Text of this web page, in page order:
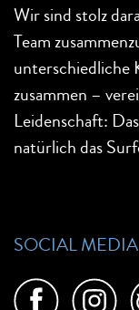
Wir sind stolz
Team
zusammen –
Leidenschaft:
natürlich das
SOCIAL MEDIA